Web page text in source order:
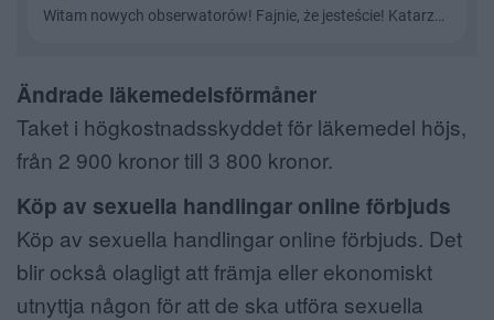
Ändrade läkemedelsförmåner
Taket i högkostnadsskyddet för läkemedel höjs,
från 2 900 kronor till 3 800 kronor.
Köp av sexuella handlingar online förbjuds
Köp av sexuella handlingar online förbjuds. Det
blir också olagligt att främja eller ekonomiskt
utnyttja någon för att de ska utföra sexuella